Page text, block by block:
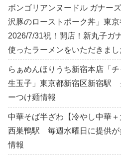
ボンゴリアンヌードル ガナー
沢豚のローストポーク丼」東
2026/7/31祝！開店！新丸子ガ
使ったラーメンをいただきまし
らぁめんほりうち新宿本店「
生玉子」東京都新宿区新宿駅
ーつけ麺情報
中華そば半ざわ【冷やし中華
西巣鴨駅 毎週水曜日に提供が
情報